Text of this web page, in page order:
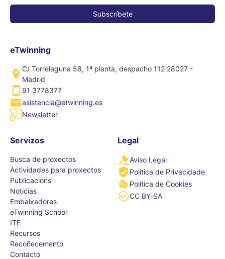
eTwinning
C/ Torrelaguna 58, 1ª planta, despacho 112 28027 -
Madrid
91 3778377
asistencia@etwinning.es
Newsletter
Servizos
Busca de proxectos
Actividades para proxectos
Publicacións
Noticias
Embaixadores
eTwinning School
ITE
Recursos
Recoñecemento
Contacto
Legal
Aviso Legal
Política de Privacidade
Política de Cookies
CC BY-SA